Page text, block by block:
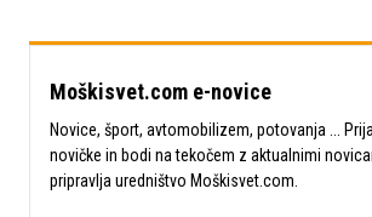
Moškisvet.com e-novice
Novice, šport, avtomobilizem, potovanja ...
novičke in bodi na tekočem z aktualnimi
pripravlja uredništvo Moškisvet.com.